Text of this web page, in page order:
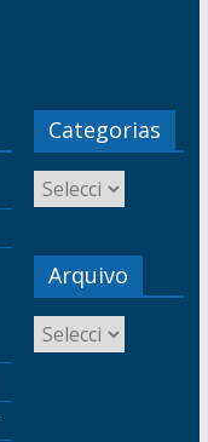
Categorias
Arquivo